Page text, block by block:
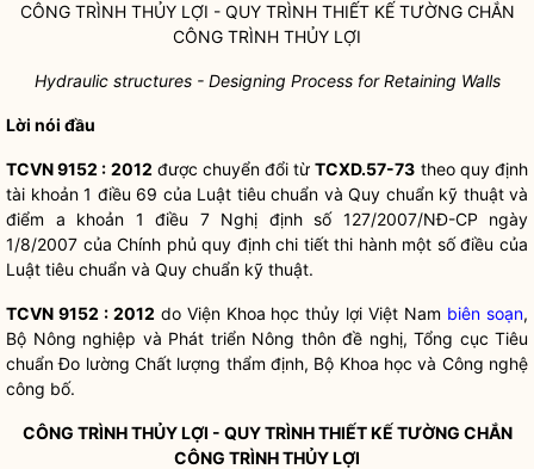
CÔNG TRÌNH THỦY LỢI - QUY TRÌNH THIẾT KẾ TƯỜNG CHẮN
CÔNG TRÌNH THỦY LỢI
Hydraulic structures - Designing Process for Retaining Walls
Lời nói đầu
TCVN 9152 : 2012 được chuyển đổi từTCXD.57-73 theo quy định
tài khoản 1 điều 69 của Luật tiêu chuẩn và Quy chuẩn kỹ thuật và
điểm a khoản 1 điều 7 Nghị định số 127/2007/NĐ-CP ngày
1/8/2007 của Chính phủ quy định chi tiết thi hành một số điều của
Luật tiêu chuẩn và Quy chuẩn kỹ thuật.
TCVN 9152 : 2012 do Viện Khoa học thủy lợi Việt Nam biên soạn,
Bộ Nông nghiệp và Phát triển Nông thôn đề nghị, Tổng cục Tiêu
chuẩn Đo lường Chất lượng thẩm định, Bộ Khoa học và Công nghệ
công bố.
CÔNG TRÌNH THỦY LỢI - QUY TRÌNH THIẾT KẾ TƯỜNG CHẮN
CÔNG TRÌNH THỦY LỢI